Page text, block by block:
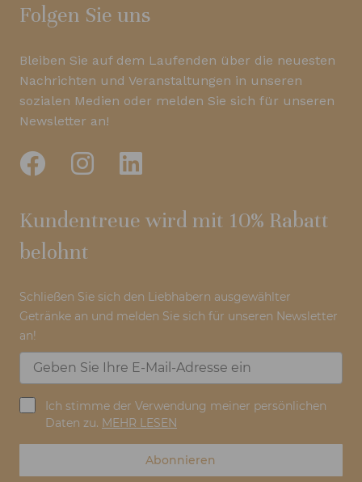
Folgen Sie uns
Bleiben Sie auf dem Laufenden über die neuesten
Nachrichten und Veranstaltungen in unseren
sozialen Medien oder melden Sie sich für unseren
Newsletter an!
Kundentreue wird mit 10% Rabatt
belohnt
Schließen Sie sich den Liebhabern ausgewählter
Getränke an und melden Sie sich für unseren Newsletter
an!
Ich stimme der Verwendung meiner persönlichen
Daten zu. MEHR LESEN
Abonnieren